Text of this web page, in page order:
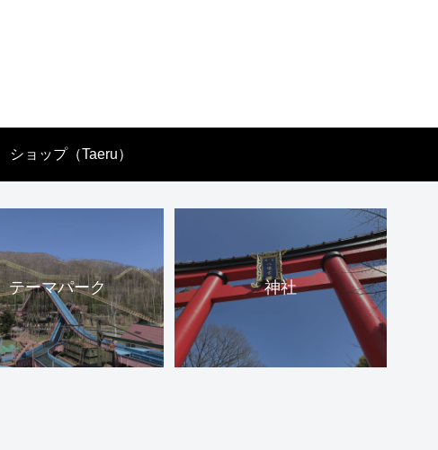
ショップ（Taeru）
テーマパーク 神社